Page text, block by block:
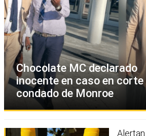
Chocolate MC declarado
inocente en caso en corte
condado de Monroe